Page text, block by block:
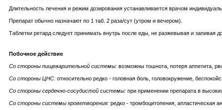
Длительность лечения и режим дозирования устанавливается врачом
Препарат обычно назначают по 1 таб. 2 раза/сут (утром и вечером).
Таблетки ретард следует принимать внутрь после еды, не разжевывая и запивая
Побочное действие
Со стороны пищеварительной системы: возможны тошнота, потеря аппетита,
Со стороны ЦНС: относительно редко - головная боль, головокружение,
Со стороны сердечно-сосудистой системы: при применении препарата в
Со стороны системы кроветворения: редко - тромбоцитопения, апластическая